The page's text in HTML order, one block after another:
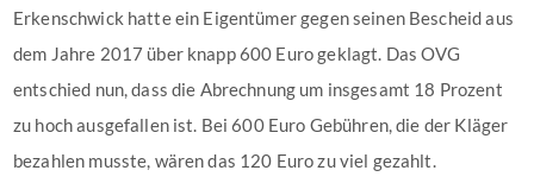
Erkenschwick hatte ein Eigentümer gegen seinen Bescheid aus
dem Jahre 2017 über knapp 600 Euro geklagt. Das OVG
entschied nun, dass die Abrechnung um insgesamt 18 Prozent
zu hoch ausgefallen ist. Bei 600 Euro Gebühren, die der Kläger
bezahlen musste, wären das 120 Euro zu viel gezahlt.